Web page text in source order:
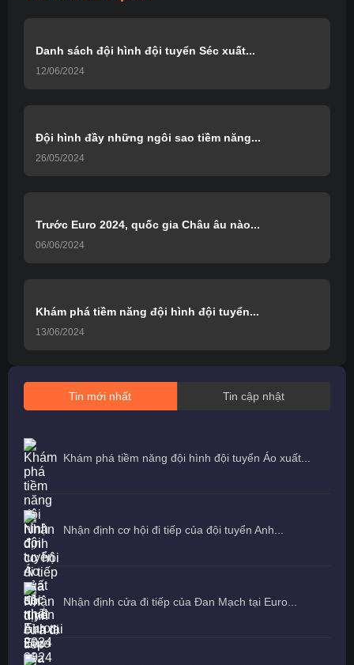
Danh sách đội hình đội tuyển Séc xuất...
12/06/2024
Đội hình đầy những ngôi sao tiềm năng...
26/05/2024
Trước Euro 2024, quốc gia Châu âu nào...
06/06/2024
Khám phá tiềm năng đội hình đội tuyển...
13/06/2024
Tin mới nhất Tin cập nhật
Khám phá tiềm năng đội hình đội tuyển Áo xuất...
Nhận định cơ hội đi tiếp của đội tuyển Anh...
Nhận định cửa đi tiếp của Đan Mạch tại Euro...